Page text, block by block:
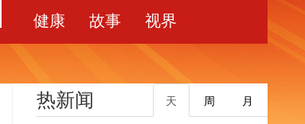
健康
故事 视界
热新闻 月
周
天